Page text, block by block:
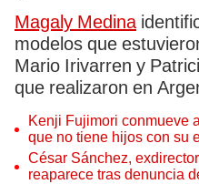
Magaly Medina
modelos que
Mario Irivarren y
que realizaron en
Kenji Fujimori conmueve
que no tiene hijos con su
proceso judicial"
César Sánchez,
reaparece tras denuncia